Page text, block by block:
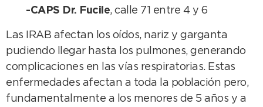
-CAPS Dr. Fucile, calle 71 entre 4 y 6
Las IRAB afectan los oídos, nariz y garganta
pudiendo llegar hasta los pulmones, generando
complicaciones en las vías respiratorias. Estas
enfermedades afectan a toda la población pero,
fundamentalmente a los menores de 5 años y a